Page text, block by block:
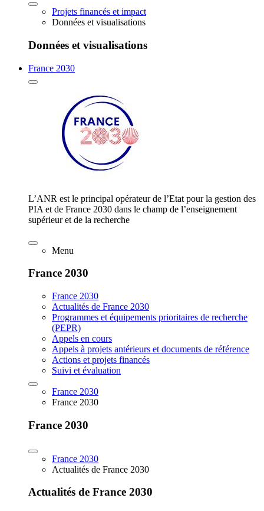
Projets financés et impact
Données et visualisations
Données et visualisations
France 2030
L’ANR est le principal opérateur de l’Etat pour la gestion des
PIA et de France 2030 dans le champ de l’enseignement
supérieur et de la recherche
Menu
France 2030
France 2030
Actualités de France 2030
Programmes et équipements prioritaires de recherche
(PEPR)
Appels en cours
Appels à projets antérieurs et documents de référence
Actions et projets financés
Suivi et évaluation
France 2030
France 2030
France 2030
France 2030
Actualités de France 2030
Actualités de France 2030